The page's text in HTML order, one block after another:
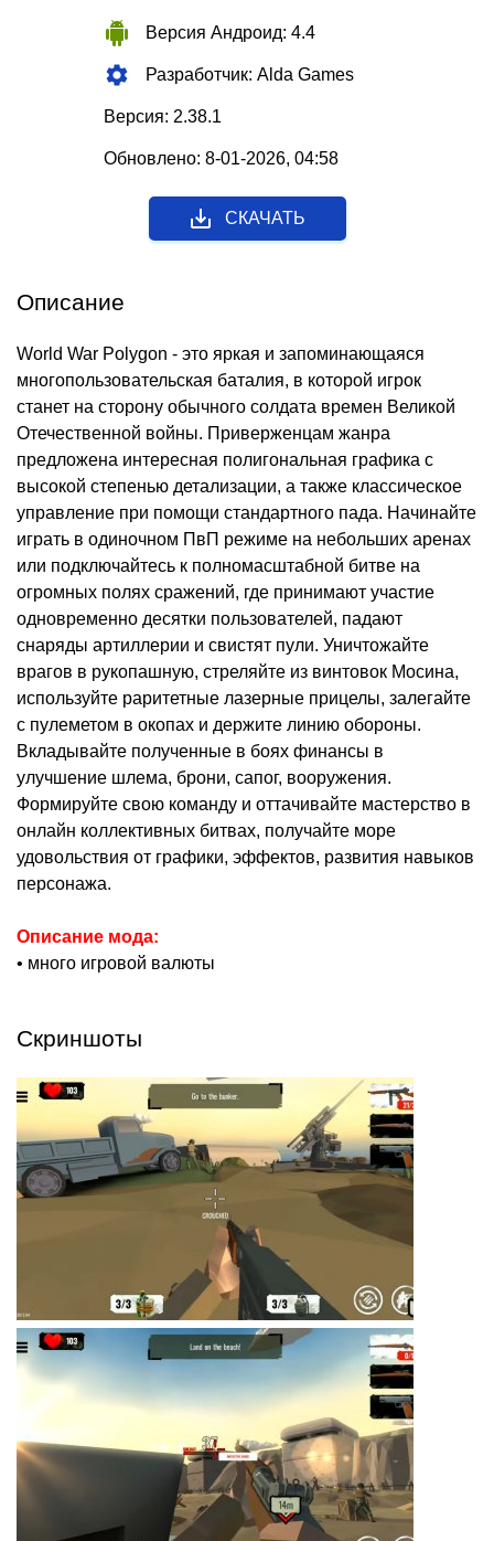
Версия Андроид: 4.4
Разработчик: Alda Games
Версия: 2.38.1
Обновлено: 8-01-2026, 04:58
СКАЧАТЬ
Описание
World War Polygon - это яркая и запоминающаяся
многопользовательская баталия, в которой игрок
станет на сторону обычного солдата времен Великой
Отечественной войны. Приверженцам жанра
предложена интересная полигональная графика с
высокой степенью детализации, а также классическое
управление при помощи стандартного пада. Начинайте
играть в одиночном ПвП режиме на небольших аренах
или подключайтесь к полномасштабной битве на
огромных полях сражений, где принимают участие
одновременно десятки пользователей, падают
снаряды артиллерии и свистят пули. Уничтожайте
врагов в рукопашную, стреляйте из винтовок Мосина,
используйте раритетные лазерные прицелы, залегайте
с пулеметом в окопах и держите линию обороны.
Вкладывайте полученные в боях финансы в
улучшение шлема, брони, сапог, вооружения.
Формируйте свою команду и оттачивайте мастерство в
онлайн коллективных битвах, получайте море
удовольствия от графики, эффектов, развития навыков
персонажа.
Описание мода:
• много игровой валюты
Скриншоты